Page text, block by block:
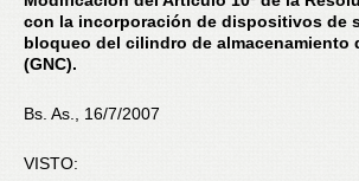
con la incorporación de dispositivos de
bloqueo del cilindro de almacenamiento
(GNC).
Bs. As., 16/7/2007
VISTO: